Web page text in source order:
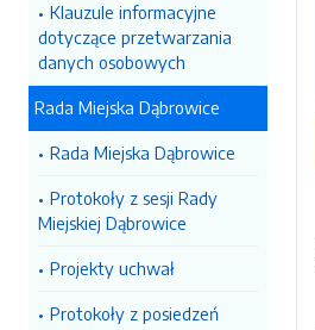
Klauzule informacyjne
dotyczące przetwarzania
danych osobowych
Rada Miejska Dąbrowice
Rada Miejska Dąbrowice
Protokoły z sesji Rady
Miejskiej Dąbrowice
Projekty uchwał
Protokoły z posiedzeń